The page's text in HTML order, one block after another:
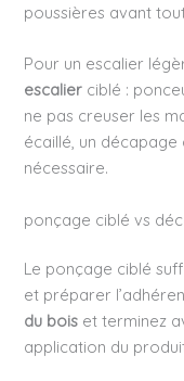
poussières avant
Pour un escalier
escalier ciblé :
ne pas creuser les
écaillé, un
nécessaire.
ponçage ciblé vs
Le ponçage ciblé
et préparer
du bois et terminez
application du